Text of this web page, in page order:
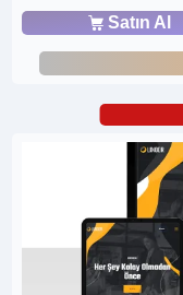
Satın Al